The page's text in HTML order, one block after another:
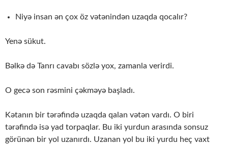
Niyə insan ən çox öz vətənindən uzaqda qocalır?
Yenə sükut.
Bəlkə də Tanrı cavabı sözlə yox, zamanla verirdi.
O gecə son rəsmini çəkməyə başladı.
Kətanın bir tərəfində uzaqda qalan vətən vardı. O biri
tərəfində isə yad torpaqlar. Bu iki yurdun arasında sonsuz
görünən bir yol uzanırdı. Uzanan yol bu iki yurdu heç vaxt